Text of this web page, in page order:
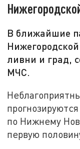
В ближайшие
ливни и град,
МЧС.
по Нижнему
первую